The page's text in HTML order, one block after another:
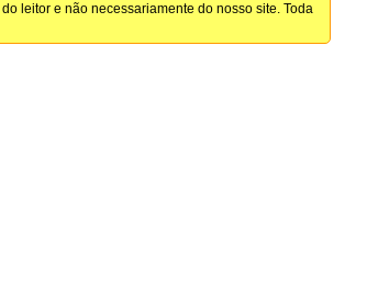
leitor e não necessariamente do nosso site. Toda